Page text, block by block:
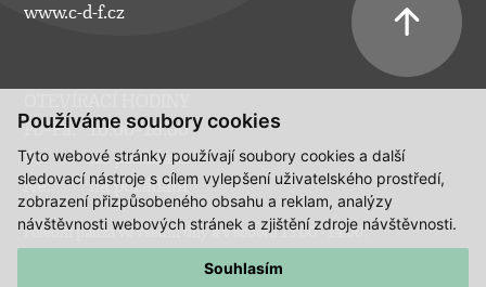
Používáme soubory cookies
Tyto webové stránky používají soubory cookies a další
sledovací nástroje s cílem vylepšení uživatelského prostředí,
zobrazení přizpůsobeného obsahu a reklam, analýzy
návštěvnosti webových stránek a zjištění zdroje návštěvnosti.
Souhlasím
www.c-d-f.cz
Po–Pá:
10.00–18.00
So:
na požádání
Ne:
na požádání
Polední pauza ve všední dny a v sobotu 13:00 - 14:00.